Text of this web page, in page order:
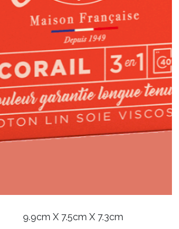
9.9cm X 7.5cm X 7.3cm